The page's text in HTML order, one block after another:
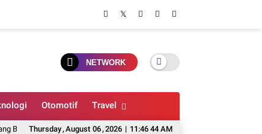
NETWORK
Otomotif Travel
Thursday,August 06,2026 | 11:46 45 AM
di Indonesia 7 Kacamata Pintar Berkamera Selain Ray-Ban Meta,